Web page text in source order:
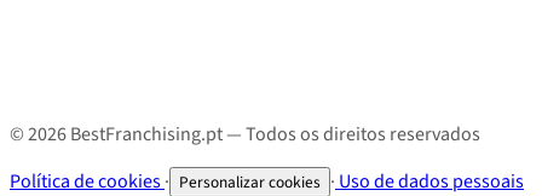
© 2026 BestFranchising.pt — Todos os direitos reservados
Política de cookies· Personalizar cookies · Uso de dados pessoais